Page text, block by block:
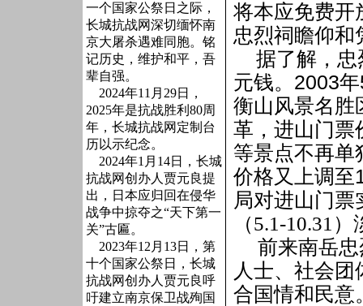
一个国家公祭日之际，
长城抗战网深切缅怀南
京大屠杀遇难同胞。铭
记历史，维护和平，吾
辈自强。
2024年11月29日，
2025年是抗战胜利80周
年，长城抗战网定制台
历以示纪念。
2024年1月14日，长城
抗战网创办人贾元良提
出，日本应归回在侵华
战争中掠夺之“天下第一
关”古匾。
2023年12月13日，第
十个国家公祭日，长城
抗战网创办人贾元良呼
吁建立南京保卫战殉国
将本应免费开
忠烈祠 瞻仰和
据了解，
元钱。 2003年
衡山风景名胜
革，进山门票
等景点不再单
价格又上调至
局对进山门票
（5.1-10.31 ）
前来南岳
人士、社会
合国情和民意